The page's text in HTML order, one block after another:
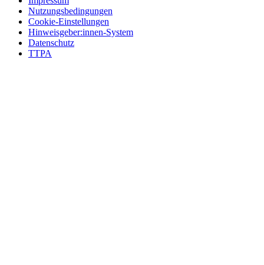
Nutzungsbedingungen
Cookie-Einstellungen
Hinweisgeber:innen-System
Datenschutz
TTPA